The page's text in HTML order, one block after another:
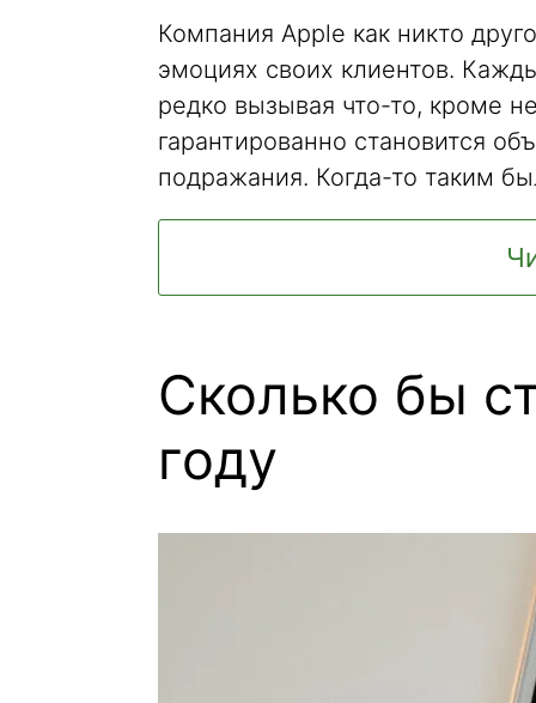
Компания Apple как никто
эмоциях своих клиентов.
редко вызывая что-то, кроме
гарантированно становится
подражания. Когда-то таким
Сколько бы
году